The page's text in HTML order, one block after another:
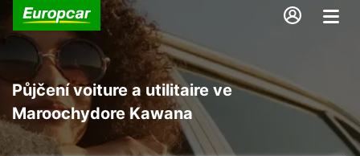
Půjčení voiture a utilitaire ve
Maroochydore Kawana